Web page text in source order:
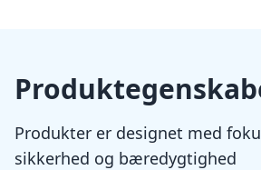
Produkter er designet med
sikkerhed og bæredygtighed